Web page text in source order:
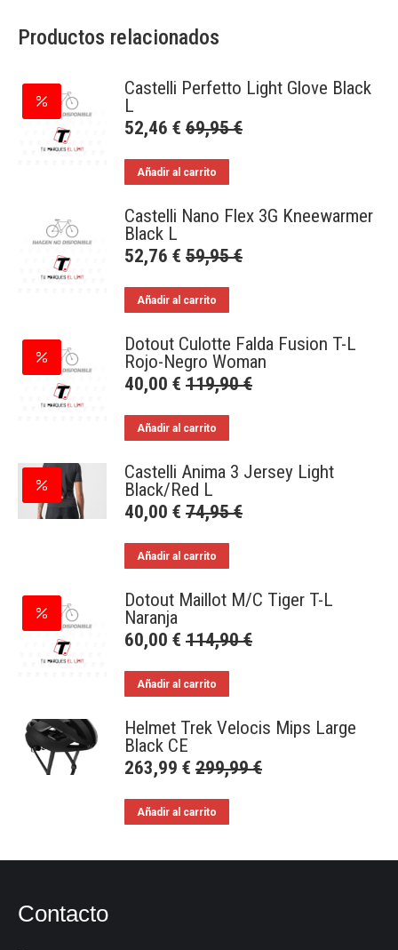
Productos relacionados
Castelli Perfetto Light Glove Black
L
52,46 € 69,95€
Añadir al carrito
Castelli Nano Flex 3G Kneewarmer
Black L
52,76 € 59,95€
Añadir al carrito
Dotout Culotte Falda Fusion T-L
Rojo-Negro Woman
40,00 € 119,90€
Añadir al carrito
Castelli Anima 3 Jersey Light
Black/Red L
40,00 € 74,95€
Añadir al carrito
Dotout Maillot M/C Tiger T-L
Naranja
60,00 € 114,90€
Añadir al carrito
Helmet Trek Velocis Mips Large
Black CE
263,99 € 299,99€
Añadir al carrito
Contacto